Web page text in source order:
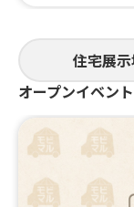
住宅展
オープンイベン